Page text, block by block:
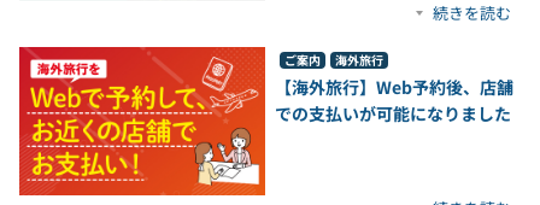
続きを読む
ご案内 海外旅行
【海外旅行】Web予約後、店舗
での支払いが可能になりました